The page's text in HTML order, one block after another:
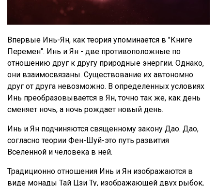
Впервые Инь-Ян, как теория упоминается в "Книге
Перемен". Инь и Ян - две противоположные по
отношению друг к другу природные энергии. Однако,
они взаимосвязаны. Существование их автономно
друг от друга невозможно. В определенных условиях
Инь преобразовывается в Ян, точно так же, как день
сменяет ночь, а ночь рождает новый день.
Инь и Ян подчиняются священному закону Дао. Дао,
согласно теории Фен-Шуй-это путь развития
Вселенной и человека в ней.
Традиционно отношения Инь и Ян изображаются в
виде монады Тай Цзи Ту, изображающей двух рыбок,